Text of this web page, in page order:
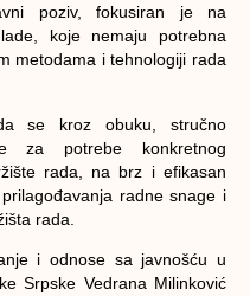
poziv, fokusiran je na
koje nemaju potrebna
metodama i tehnologiji rada
se kroz obuku, stručno
za potrebe konkretnog
rada, na brz i efikasan
radne snage i
rada.
i odnose sa javnošću u
Srpske Vedrana Milinković